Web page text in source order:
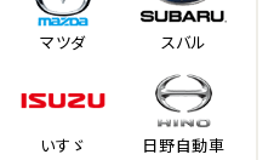
マツダ スバル
いすゞ 日野自動車